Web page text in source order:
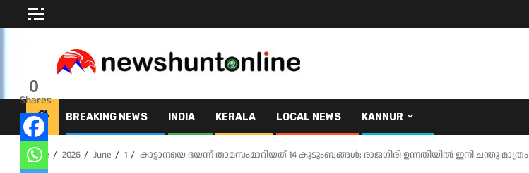
to
BREAKING NEWS INDIA KERALA LOCAL NEWS KANNUR
Home 2026 June 1 കാട്ടാനയെ ഭയന്ന് താമസംമാറിയത് 14 കുടുംബങ്ങൾ; രാജഗിരി ഉന്നതിയിൽ ഇനി ചന്തു മാത്രം
0
Shares